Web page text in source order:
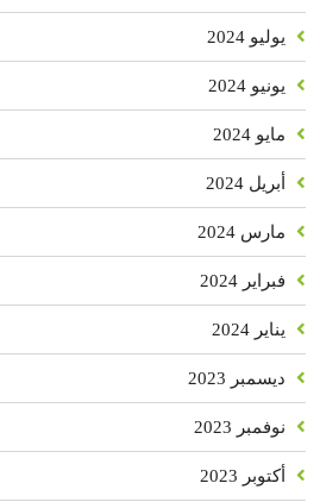
يوليو 2024
يونيو 2024
مايو 2024
أبريل 2024
مارس 2024
فبراير 2024
يناير 2024
ديسمبر 2023
نوفمبر 2023
أكتوبر 2023